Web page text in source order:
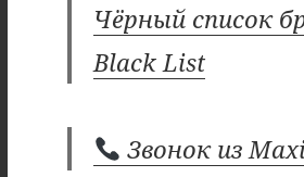
Чёрный список
Black List
Звонок из